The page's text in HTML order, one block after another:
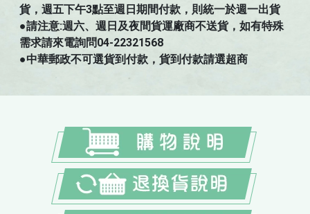
貨，週五下午3點至週日期間付款，則統一於週一出貨
●請注意:週六、週日及夜間貨運廠商不送貨，如有特殊
需求請來電詢問04-22321568
●中華郵政不可選貨到付款，貨到付款請選超商